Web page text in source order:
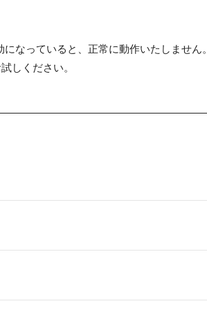
なっていると、正常に動作いたしません。
しください。